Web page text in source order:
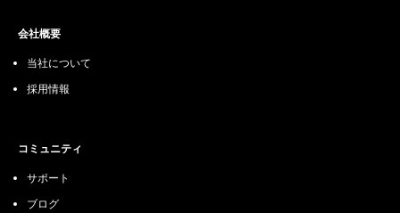
会社概要
当社について
採用情報
コミュニティ
サポート
ブログ